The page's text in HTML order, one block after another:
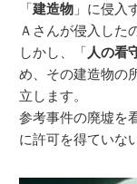
「建造物 」に侵入
Ａさんが侵入した
しかし、「 人の看
め、その建造物の
立します。
参考事件の廃墟を
に許可を得ていな